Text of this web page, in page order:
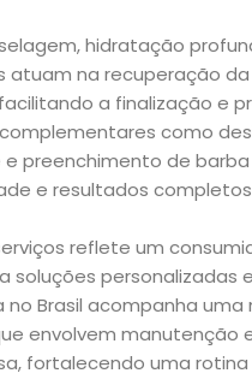
hidratação
atuam na recuperação
a finalização e
como
preenchimento de
e resultados
reflete um
soluções
Brasil acompanha
envolvem manutenção
fortalecendo uma